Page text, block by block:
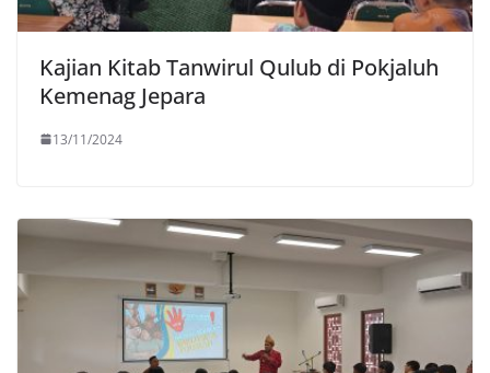
Kajian Kitab Tanwirul Qulub di Pokjaluh
Kemenag Jepara
13/11/2024